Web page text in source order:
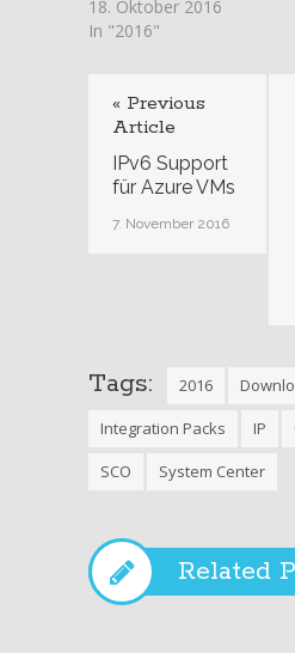
18. Oktober 2016
In "2016"
« Previous
Article
IPv6 Support
für Azure VMs
7. November 2016
Tags: 2016
Integration Packs
IP
SCO
System Center
Related